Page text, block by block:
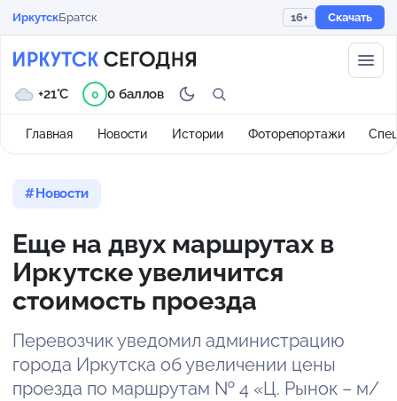
ИркутскБратск 16+ Скачать
Главная Новости Истории Фоторепортажи
+21°C 0 0 баллов
Новости
Еще на двух маршрутах в
Иркутске увеличится
стоимость проезда
Перевозчик уведомил администрацию
города Иркутска об увеличении цены
проезда по маршрутам № 4 «Ц. Рынок – м/